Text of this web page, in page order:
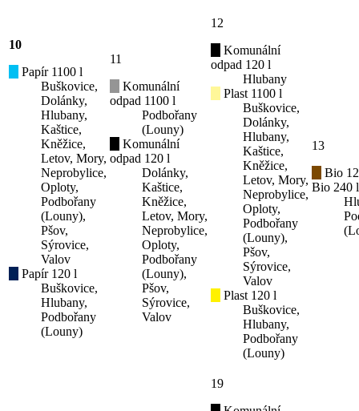
10
Papír 1100 l
Buškovice,
Dolánky,
Hlubany,
Kaštice,
Kněžice,
Letov, Mory,
Neprobylice,
Oploty,
Podbořany
(Louny),
Pšov,
Sýrovice,
Valov
Papír 120 l
Buškovice,
Hlubany,
Podbořany
(Louny)
11
Komunální
odpad 1100 l
Podbořany
(Louny)
Komunální
odpad 120 l
Dolánky,
Kaštice,
Kněžice,
Letov, Mory,
Neprobylice,
Oploty,
Podbořany
(Louny),
Pšov,
Sýrovice,
Valov
12
Komunální
odpad 120 l
Hlubany
Plast 1100 l
Buškovice,
Dolánky,
Hlubany,
Kaštice,
Kněžice,
Letov, Mory,
Neprobylice,
Oploty,
Podbořany
(Louny),
Pšov,
Sýrovice,
Valov
Plast 120 l
Buškovice,
Hlubany,
Podbořany
(Louny)
13
Bio
Bio 240 l
19